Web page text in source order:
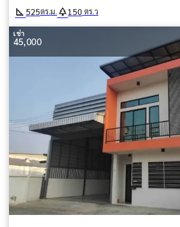
square_foot 525ตร.ม. park150 ตร.ว
เช่า
45,000